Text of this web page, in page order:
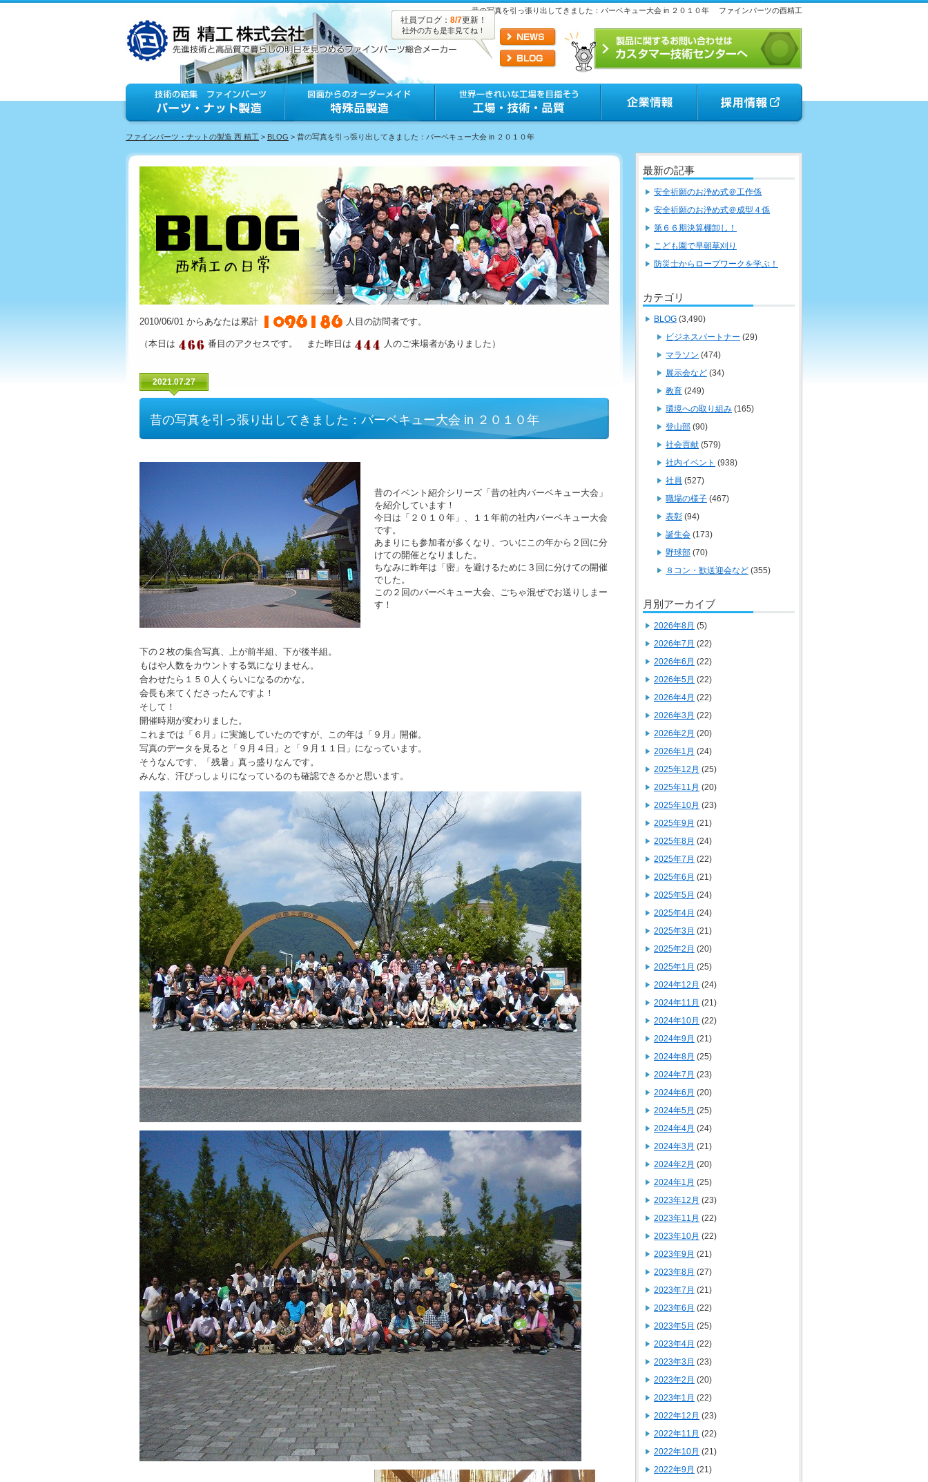
昔の写真を引っ張り出してきました：バーベキュー大会 in ２０１０年 ファインパーツの西精工
社員ブログ： 8/7更新！
社外の方も是非見てね！
ファインパーツ・ナットの製造 西 精工 > BLOG > 昔の写真を引っ張り出してきました：バーベキュー大会 in ２０１０年
2010/06/01 からあなたは累計 人目の訪問者です。
（本日は 番目のアクセスです。 また昨日は 人のご来場者がありました）
2021.07.27
昔の写真を引っ張り出してきました：バーベキュー大会 in ２０１０年
昔のイベント紹介シリーズ「昔の社内バーベキュー大会」
を紹介しています！
今日は「２０１０年」、１１年前の社内バーベキュー大会
です。
あまりにも参加者が多くなり、ついにこの年から２回に分
けての開催となりました。
ちなみに昨年は「密」を避けるために３回に分けての開催
でした。
この２回のバーベキュー大会、ごちゃ混ぜでお送りしまー
す！
下の２枚の集合写真、上が前半組、下が後半組。
もはや人数をカウントする気になりません。
合わせたら１５０人くらいになるのかな。
会長も来てくださったんですよ！
そして！
開催時期が変わりました。
これまでは「６月」に実施していたのですが、この年は「９月」開催。
写真のデータを見ると「９月４日」と「９月１１日」になっています。
そうなんです、「残暑」真っ盛りなんです。
みんな、汗びっしょりになっているのも確認できるかと思います。
最新の記事
安全祈願のお浄め式＠工作係
安全祈願のお浄め式＠成型４係
第６６期決算棚卸し！
こども園で早朝草刈り
防災士からロープワークを学ぶ！
カテゴリ
BLOG (3,490)
ビジネスパートナー (29)
マラソン (474)
展示会など (34)
教育 (249)
環境への取り組み (165)
登山部 (90)
社会貢献 (579)
社内イベント (938)
社員 (527)
職場の様子 (467)
表彰 (94)
誕生会 (173)
野球部 (70)
８コン・歓送迎会など (355)
月別アーカイブ
2026年8月 (5)
2026年7月 (22)
2026年6月 (22)
2026年5月 (22)
2026年4月 (22)
2026年3月 (22)
2026年2月 (20)
2026年1月 (24)
2025年12月 (25)
2025年11月 (20)
2025年10月 (23)
2025年9月 (21)
2025年8月 (24)
2025年7月 (22)
2025年6月 (21)
2025年5月 (24)
2025年4月 (24)
2025年3月 (21)
2025年2月 (20)
2025年1月 (25)
2024年12月 (24)
2024年11月 (21)
2024年10月 (22)
2024年9月 (21)
2024年8月 (25)
2024年7月 (23)
2024年6月 (20)
2024年5月 (25)
2024年4月 (24)
2024年3月 (21)
2024年2月 (20)
2024年1月 (25)
2023年12月 (23)
2023年11月 (22)
2023年10月 (22)
2023年9月 (21)
2023年8月 (27)
2023年7月 (21)
2023年6月 (22)
2023年5月 (25)
2023年4月 (22)
2023年3月 (23)
2023年2月 (20)
2023年1月 (22)
2022年12月 (23)
2022年11月 (22)
2022年10月 (21)
2022年9月 (21)